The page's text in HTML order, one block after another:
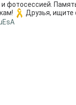
фотосессией.
Друзья, ищите